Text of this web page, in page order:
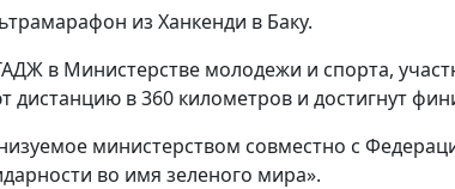
из Ханкенди в Баку.
в Министерстве молодежи и спорта,
дистанцию в 360 километров и достигнут
министерством совместно с
во имя зеленого мира».